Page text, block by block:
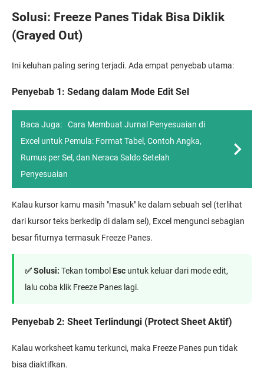
Solusi: Freeze Panes Tidak Bisa Diklik
(Grayed Out)
Ini keluhan paling sering terjadi. Ada empat penyebab utama:
Penyebab 1: Sedang dalam Mode Edit Sel
Baca Juga:
Cara Membuat Jurnal Penyesuaian di
Excel untuk Pemula: Format Tabel, Contoh Angka,
Rumus per Sel, dan Neraca Saldo Setelah
Penyesuaian
Kalau kursor kamu masih "masuk" ke dalam sebuah sel (terlihat
dari kursor teks berkedip di dalam sel), Excel mengunci sebagian
besar fiturnya termasuk Freeze Panes.
✅ Solusi: Tekan tombolEsc untuk keluar dari mode edit,
lalu coba klik Freeze Panes lagi.
Penyebab 2: Sheet Terlindungi (Protect Sheet Aktif)
Kalau worksheet kamu terkunci, maka Freeze Panes pun tidak
bisa diaktifkan.